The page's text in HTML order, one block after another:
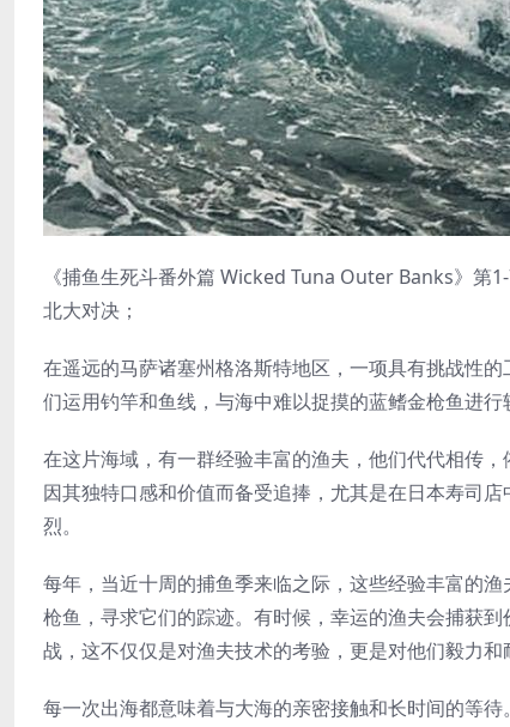
《捕鱼生死斗番外篇 Wicked Tuna Outer Banks》第
北大对决；
在遥远的马萨诸塞州格洛斯特地区，一项具有挑战性
们运用钓竿和鱼线，与海中难以捉摸的蓝鳍金枪鱼进行
在这片海域，有一群经验丰富的渔夫，他们代代相传
因其独特口感和价值而备受追捧，尤其是在日本寿司
烈。
每年，当近十周的捕鱼季来临之际，这些经验丰富的
枪鱼，寻求它们的踪迹。有时候，幸运的渔夫会捕获
战，这不仅仅是对渔夫技术的考验，更是对他们毅力和
每一次出海都意味着与大海的亲密接触和长时间的等